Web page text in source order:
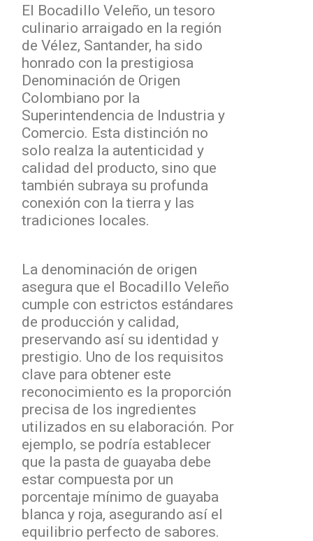
El Bocadillo Veleño, un tesoro
culinario arraigado en la región
de Vélez, Santander, ha sido
honrado con la prestigiosa
Denominación de Origen
Colombiano por la
Superintendencia de Industria y
Comercio. Esta distinción no
solo realza la autenticidad y
calidad del producto, sino que
también subraya su profunda
conexión con la tierra y las
tradiciones locales.
La denominación de origen
asegura que el Bocadillo Veleño
cumple con estrictos estándares
de producción y calidad,
preservando así su identidad y
prestigio. Uno de los requisitos
clave para obtener este
reconocimiento es la proporción
precisa de los ingredientes
utilizados en su elaboración. Por
ejemplo, se podría establecer
que la pasta de guayaba debe
estar compuesta por un
porcentaje mínimo de guayaba
blanca y roja, asegurando así el
equilibrio perfecto de sabores.